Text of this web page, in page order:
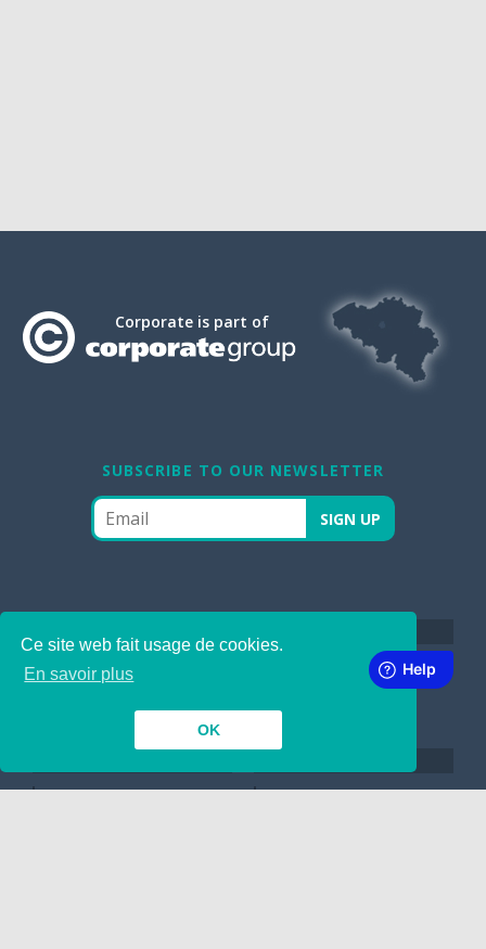
Ce site web fait usage de cookies.
En savoir plus
OK
Corporate is part of
SUBSCRIBE TO OUR NEWSLETTER
Contact
Dépôt de Manuscrit